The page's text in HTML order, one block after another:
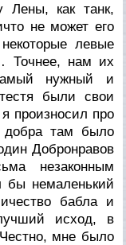
Лены, как танк,
не может его
левые
Точнее, нам их
нужный и
были свои
произносил про
добра там было
Добронравов
незаконным
бы немаленький
бабла и
исход, в
мне было